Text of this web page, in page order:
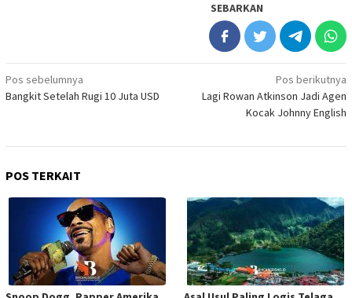
SEBARKAN
Navigasi
pos
Pos sebelumnya
Bangkit Setelah Rugi 10 Juta USD
Pos berikutnya
Lagi Rowan Atkinson Jadi Agen
Kocak Johnny English
POS TERKAIT